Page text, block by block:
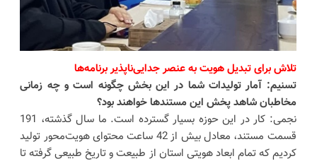
تلاش برای تبدیل هویت به عنصر جدایی‌ناپذیر برنامه‌ها
تسنیم: آمار تولیدات شما در این بخش چگونه است و چه زمانی
مخاطبان شاهد پخش این مستندها خواهند بود؟
نجمی: کار در این حوزه بسیار گسترده است. ما سال گذشته، 191
قسمت مستند، معادل بیش از 42 ساعت محتوای هویت‌محور تولید
کردیم که تمام ابعاد هویتی استان از طبیعت و تاریخ طبیعی گرفته تا